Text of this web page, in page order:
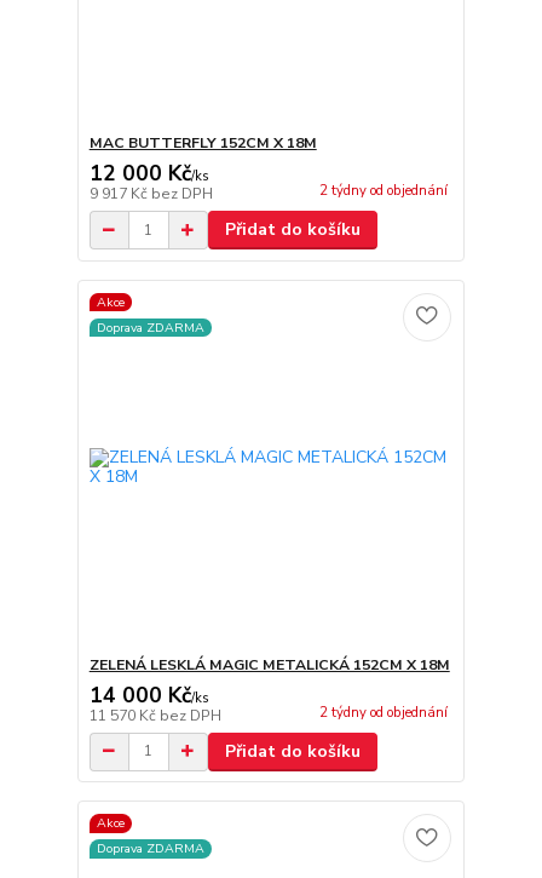
MAC BUTTERFLY 152CM X 18M
12 000 Kč/ks
9 917 Kč bez DPH 2 týdny od objednání
Přidat do košíku
Akce
Doprava ZDARMA
ZELENÁ LESKLÁ MAGIC METALICKÁ 152CM X 18M
14 000 Kč/ks
11 570 Kč bez DPH 2 týdny od objednání
Přidat do košíku
Akce
Doprava ZDARMA